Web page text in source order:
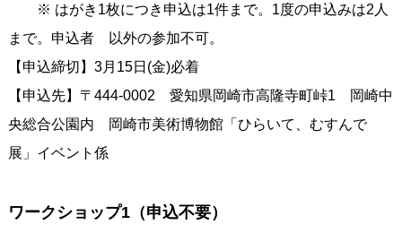
※ はがき1枚につき申込は1件まで。1度の申込みは2人
まで。申込者 以外の参加不可。
【申込締切】3月15日(金)必着
【申込先】〒444-0002 愛知県岡崎市高隆寺町峠1 岡崎中
央総合公園内 岡崎市美術博物館「ひらいて、むすんで
展」イベント係
ワークショップ1（申込不要）